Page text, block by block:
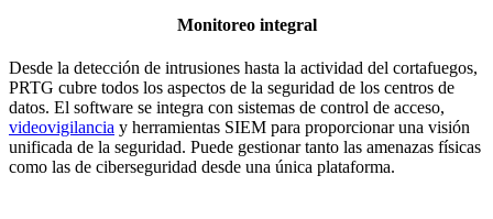
Monitoreo integral
Desde la detección de intrusiones hasta la actividad del cortafuegos,
PRTG cubre todos los aspectos de la seguridad de los centros de
datos. El software se integra con sistemas de control de acceso,
videovigilancia y herramientas SIEM para proporcionar una visión
unificada de la seguridad. Puede gestionar tanto las amenazas físicas
como las de ciberseguridad desde una única plataforma.